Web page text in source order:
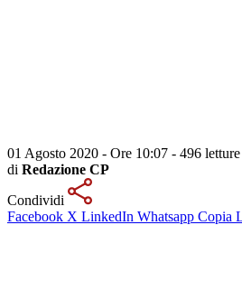
01 Agosto 2020 - Ore 10:07 - 496 letture
di Redazione CP
Condividi
Facebook X LinkedIn Whatsapp Copia